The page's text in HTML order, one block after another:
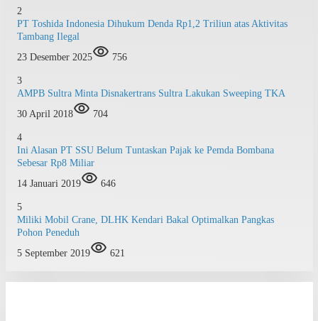
2
PT Toshida Indonesia Dihukum Denda Rp1,2 Triliun atas Aktivitas
Tambang Ilegal
23 Desember 2025
756
3
AMPB Sultra Minta Disnakertrans Sultra Lakukan Sweeping TKA
30 April 2018
704
4
Ini Alasan PT SSU Belum Tuntaskan Pajak ke Pemda Bombana
Sebesar Rp8 Miliar
14 Januari 2019
646
5
Miliki Mobil Crane, DLHK Kendari Bakal Optimalkan Pangkas
Pohon Peneduh
5 September 2019
621